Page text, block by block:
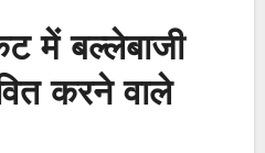
में बल्लेबाजी
करने वाले